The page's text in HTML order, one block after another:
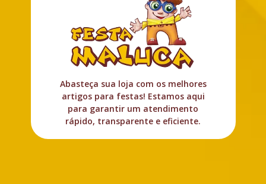
Abasteça sua loja com os melhores
artigos para festas! Estamos aqui
para garantir um atendimento
rápido, transparente e eficiente.